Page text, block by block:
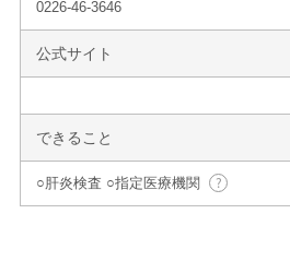
0226-46-3646
公式サイト
できること
○肝炎検査 ○指定医療機関